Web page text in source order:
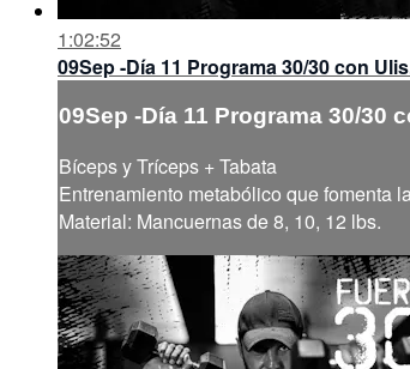
1:02:52
09Sep -Día 11 Programa 30/30 con
09Sep -Día 11 Programa 30/30
Bíceps y Tríceps + Tabata
Entrenamiento metabólico que fomenta
Material: Mancuernas de 8, 10, 12 lbs.